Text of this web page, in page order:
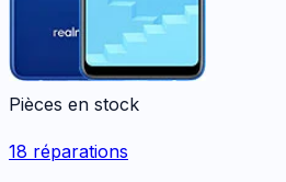
Pièces en stock
18 réparations